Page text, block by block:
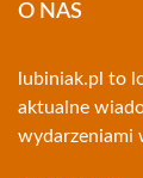
O NAS
lubiniak.pl to
aktualne
wydarzeniami